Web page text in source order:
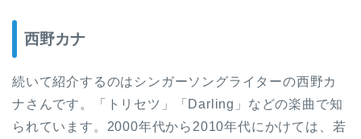
西野カナ
続いて紹介するのはシンガーソングライターの西野カ
ナさんです。「トリセツ」「Darling」などの楽曲で知
られています。2000年代から2010年代にかけては、若